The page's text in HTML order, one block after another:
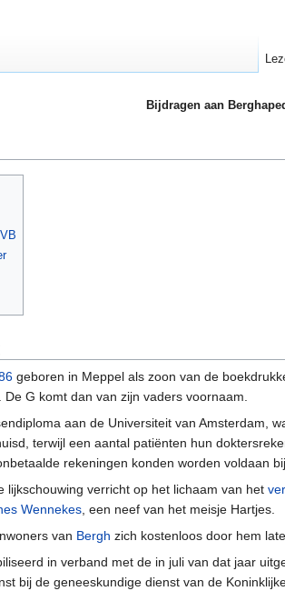
Bijdragen aan
geboren in Meppel als zoon van de
G komt dan van zijn vaders voornaam.
aan de Universiteit van Amsterdam,
terwijl een aantal patiënten hun
rekeningen konden worden voldaan
lijkschouwing verricht op het lichaam van het
Wennekes, een neef van het meisje Hartjes.
van Bergh zich kostenloos door hem
in verband met de in juli van dat jaar
bij de geneeskundige dienst van de